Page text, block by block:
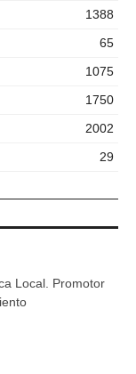
1388
65
1075
1750
2002
29
Local. Promotor